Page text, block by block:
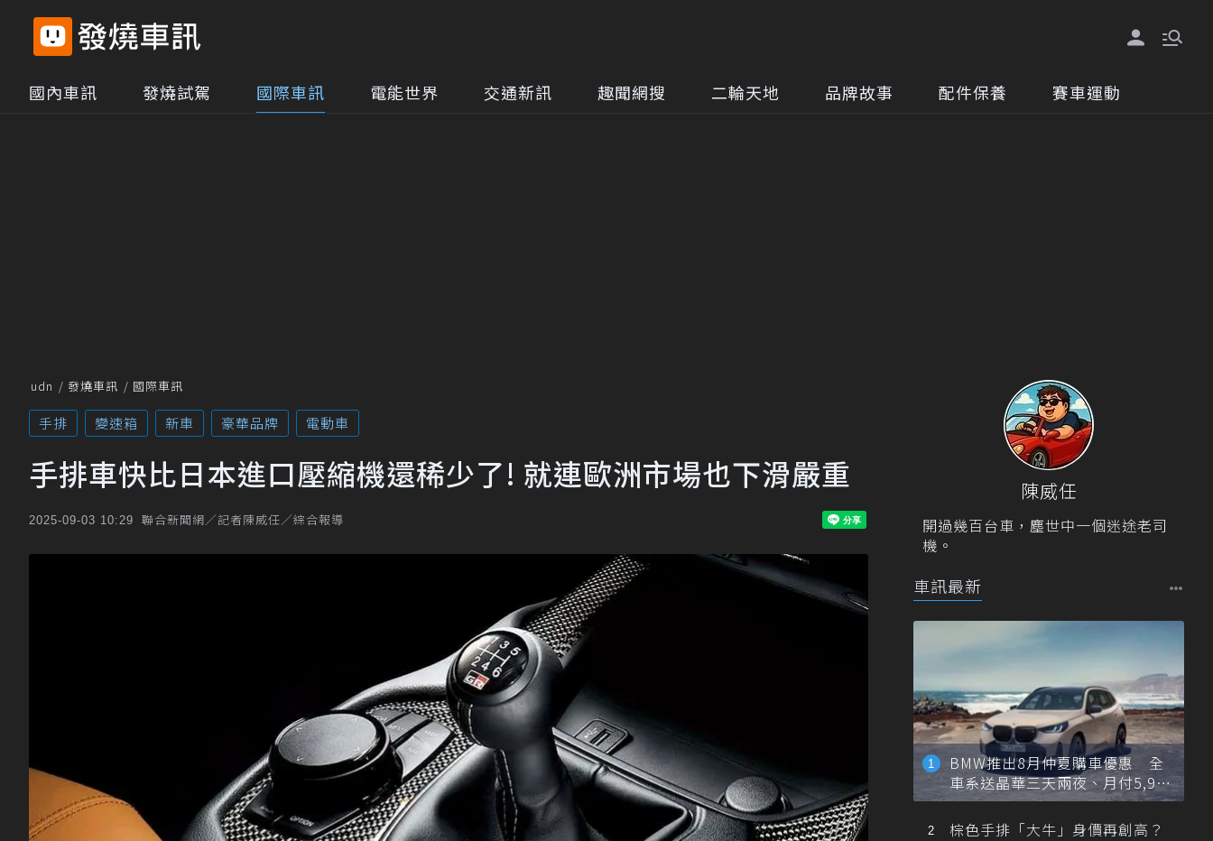
國內車訊 發燒試駕 國際車訊 電能世界 交通新訊 趣聞網搜 二輪天地 品牌故事 配件保養 賽車運動
udn 發燒車訊 國際車訊
手排 變速箱 新車 豪華品牌 電動車
手排車快比日本進口壓縮機還稀少了! 就連歐洲市場也下滑嚴重
2025-09-03 10:29 聯合新聞網／記者陳威任／綜合報導
陳威任
開過幾百台車，塵世中一個迷途老司
機。
車訊最新
BMW推出8月仲夏購車優惠 全
車系送晶華三天兩夜、月付5,900
元起
棕色手排「大牛」身價再創高？